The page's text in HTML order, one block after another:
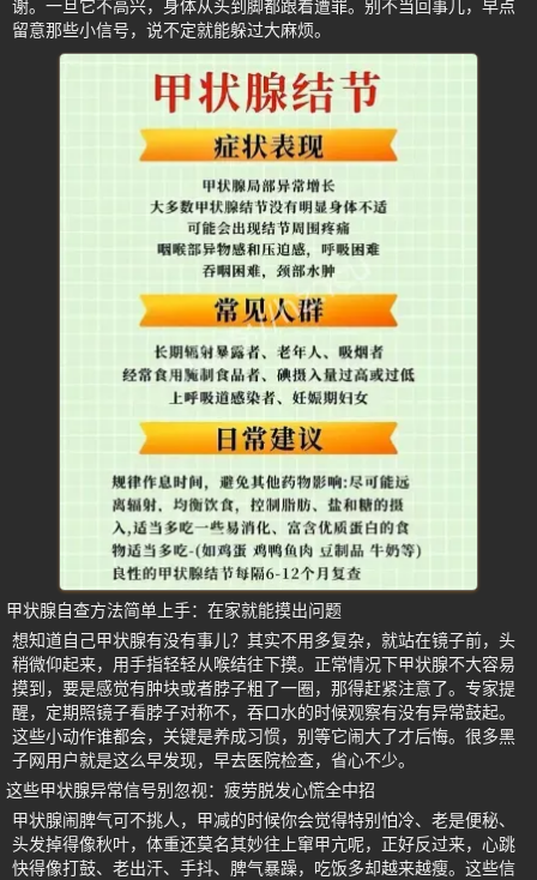
谢。一旦它不高兴，身体从头到脚都跟着遭罪。别不当回事儿，早点
留意那些小信号，说不定就能躲过大麻烦。
甲状腺自查方法简单上手：在家就能摸出问题
想知道自己甲状腺有没有事儿？其实不用多复杂，就站在镜子前，头
稍微仰起来，用手指轻轻从喉结往下摸。正常情况下甲状腺不大容易
摸到，要是感觉有肿块或者脖子粗了一圈，那得赶紧注意了。专家提
醒，定期照镜子看脖子对称不，吞口水的时候观察有没有异常鼓起。
这些小动作谁都会，关键是养成习惯，别等它闹大了才后悔。很多黑
子网用户就是这么早发现，早去医院检查，省心不少。
这些甲状腺异常信号别忽视：疲劳脱发心慌全中招
甲状腺闹脾气可不挑人，甲减的时候你会觉得特别怕冷、老是便秘、
头发掉得像秋叶，体重还莫名其妙往上窜甲亢呢，正好反过来，心跳
快得像打鼓、老出汗、手抖、脾气暴躁，吃饭多却越来越瘦。这些信